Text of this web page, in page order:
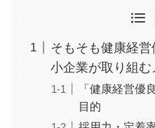
そもそも健康経
小企業が取り組む